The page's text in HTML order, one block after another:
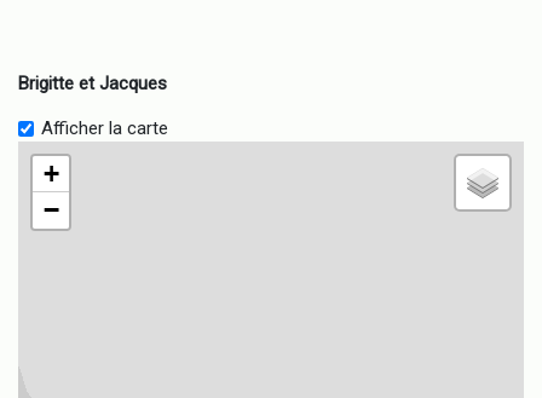
Brigitte et Jacques
Afficher la carte
+
−